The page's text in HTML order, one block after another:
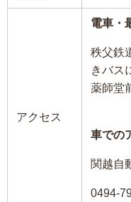
アクセス
電車・
秩父鉄
きバス
薬師堂
車での
関越自
0494-